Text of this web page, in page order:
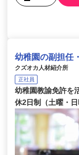
幼稚園の副担任
クズオカ人材紹介所
正社員
幼稚園教諭免許を
休2日制（土曜・日